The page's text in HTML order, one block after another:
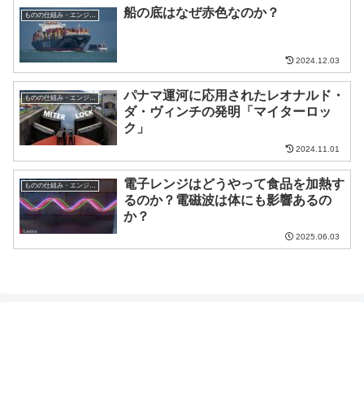
船の底はなぜ赤色なのか？
2024.12.03
パナマ運河に応用されたレオナルド・
ダ・ヴィンチの発明「マイターロッ
ク」
2024.11.01
ものの仕組み・エンジニア
電子レンジはどうやって食品を加熱す
るのか？電磁波は体にも影響あるの
か？
2025.06.03